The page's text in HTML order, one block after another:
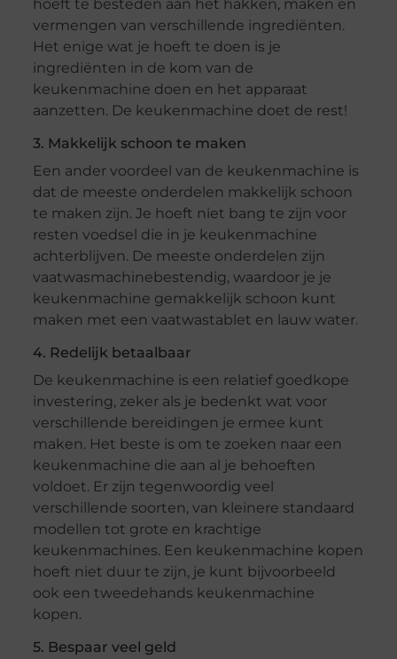
hoeft te besteden aan het hakken, maken en
vermengen van verschillende ingrediënten.
Het enige wat je hoeft te doen is je
ingrediënten in de kom van de
keukenmachine doen en het apparaat
aanzetten. De keukenmachine doet de rest!
3. Makkelijk schoon te maken
Een ander voordeel van de keukenmachine is
dat de meeste onderdelen makkelijk schoon
te maken zijn. Je hoeft niet bang te zijn voor
resten voedsel die in je keukenmachine
achterblijven. De meeste onderdelen zijn
vaatwasmachinebestendig, waardoor je je
keukenmachine gemakkelijk schoon kunt
maken met een vaatwastablet en lauw water.
4. Redelijk betaalbaar
De keukenmachine is een relatief goedkope
investering, zeker als je bedenkt wat voor
verschillende bereidingen je ermee kunt
maken. Het beste is om te zoeken naar een
keukenmachine die aan al je behoeften
voldoet. Er zijn tegenwoordig veel
verschillende soorten, van kleinere standaard
modellen tot grote en krachtige
keukenmachines. Een keukenmachine kopen
hoeft niet duur te zijn, je kunt bijvoorbeeld
ook een tweedehands keukenmachine
kopen.
5. Bespaar veel geld